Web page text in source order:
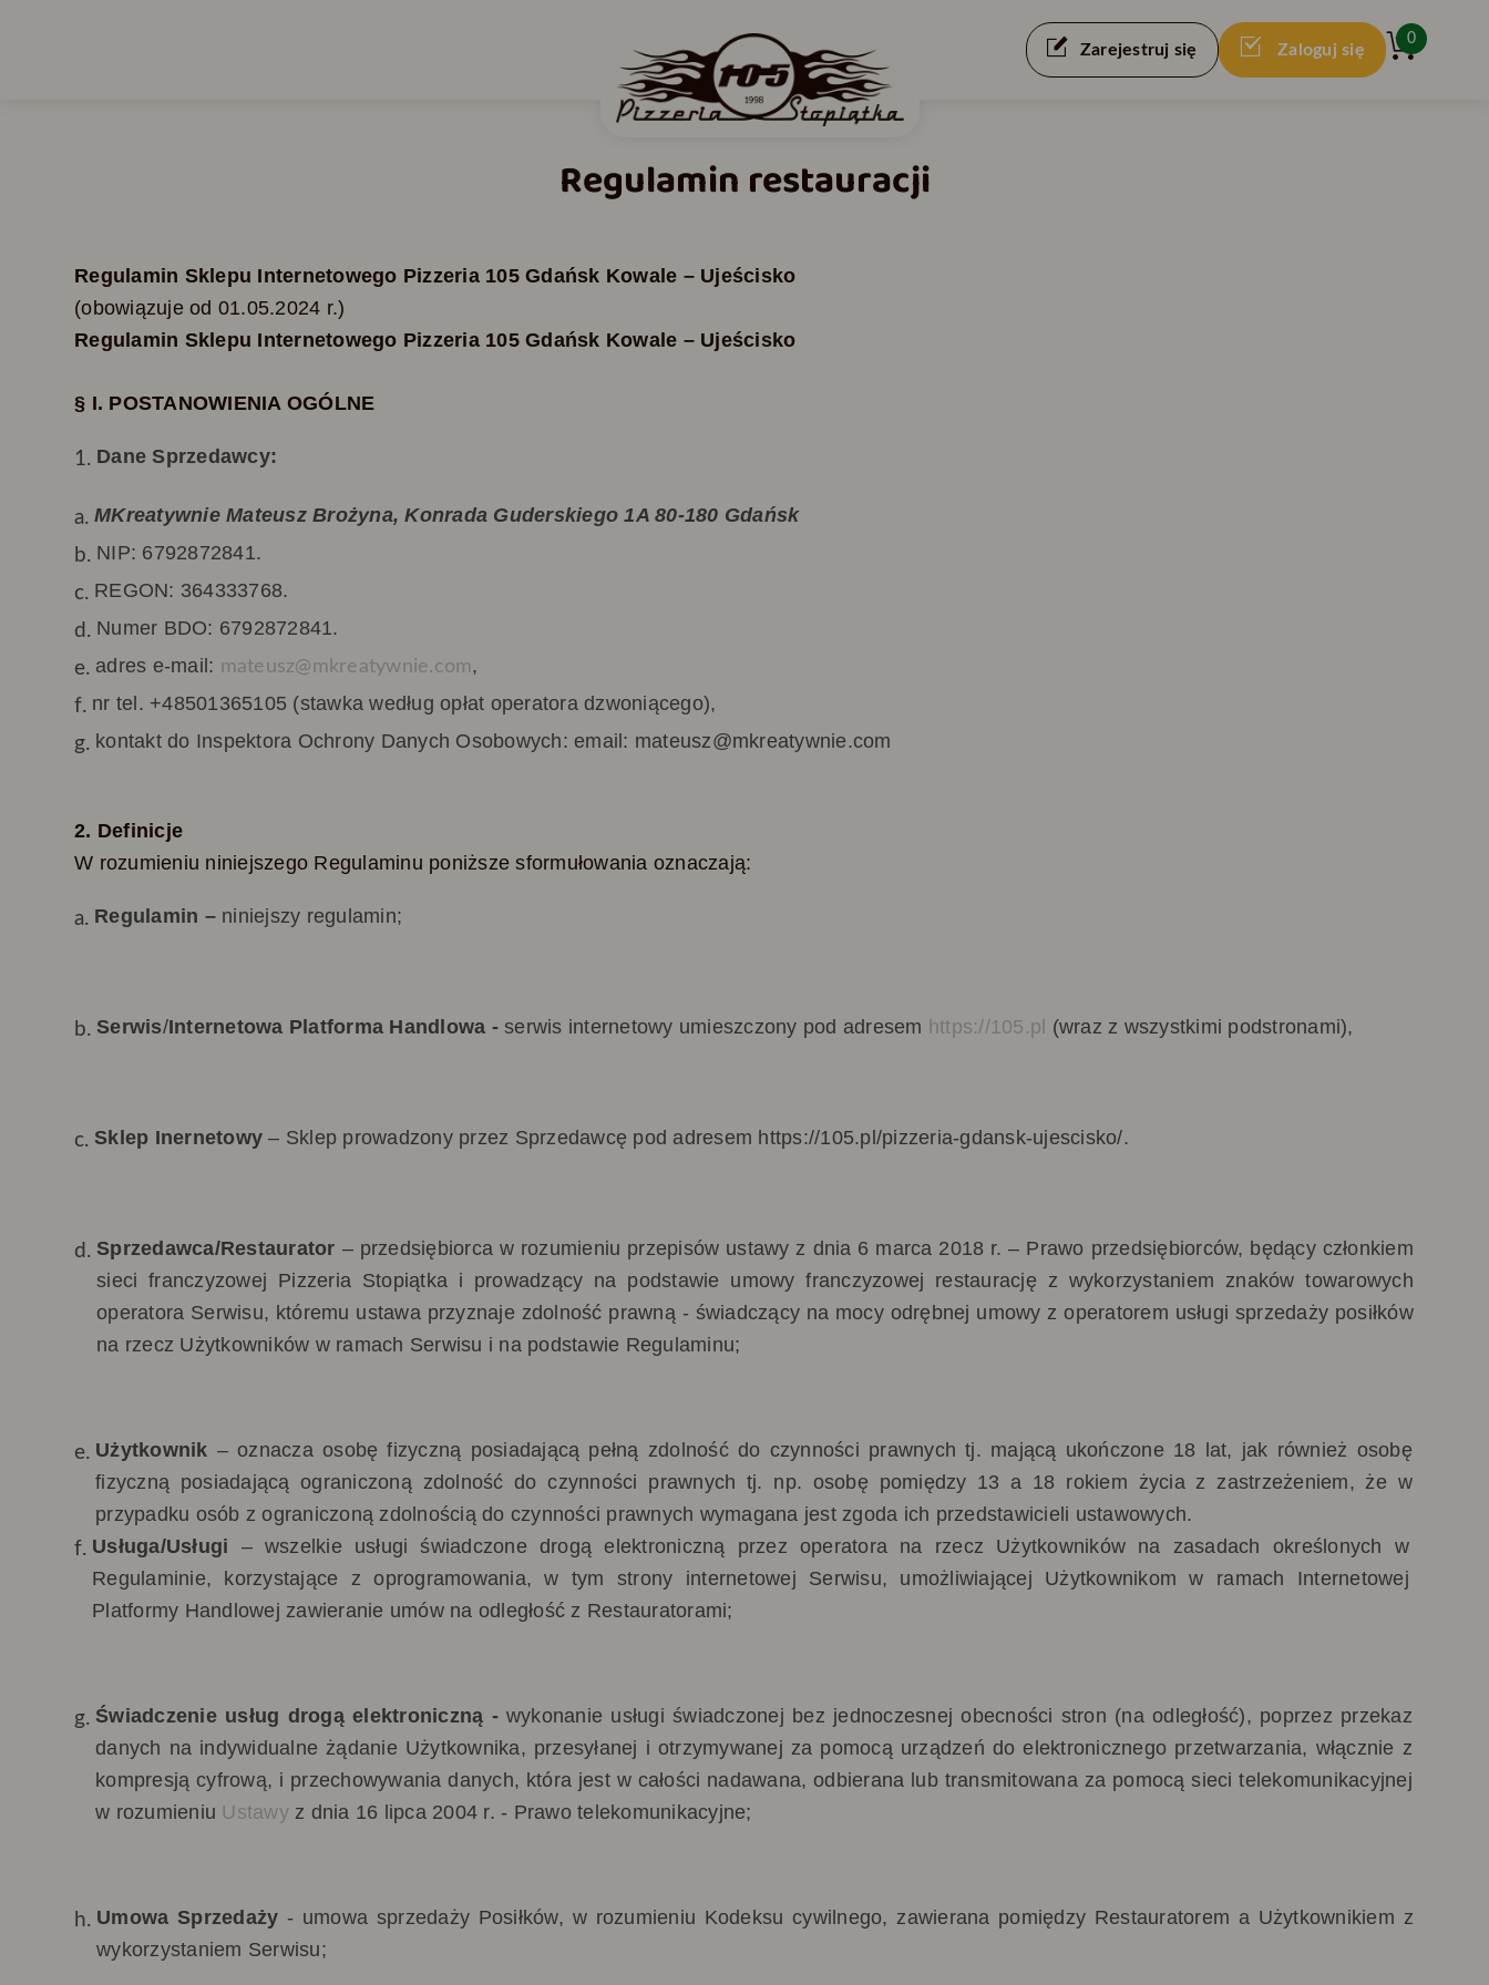
Zarejestruj się Zaloguj się
0
Regulamin restauracji
Regulamin Sklepu Internetowego Pizzeria 105 Gdańsk Kowale – Ujeścisko
(obowiązuje od 01.05.2024 r.)
Regulamin Sklepu Internetowego Pizzeria 105 Gdańsk Kowale – Ujeścisko
§ I. POSTANOWIENIA OGÓLNE
Dane Sprzedawcy:
MKreatywnie Mateusz Brożyna, Konrada Guderskiego 1A 80-180 Gdańsk
NIP: 6792872841.
REGON: 364333768.
Numer BDO: 6792872841.
adres e-mail: mateusz@mkreatywnie.com,
nr tel. +48501365105 (stawka według opłat operatora dzwoniącego),
kontakt do Inspektora Ochrony Danych Osobowych: email: mateusz@mkreatywnie.com
2. Definicje
W rozumieniu niniejszego Regulaminu poniższe sformułowania oznaczają:
Regulamin – niniejszy regulamin;
Serwis/Internetowa Platforma Handlowa -serwis internetowy umieszczony pod adresem https://105.pl (wraz z wszystkimi podstronami),
Sklep Inernetowy– Sklep prowadzony przez Sprzedawcę pod adresem https://105.pl/pizzeria-gdansk-ujescisko/.
Sprzedawca/Restaurator – przedsiębiorca w rozumieniu przepisów ustawy z dnia 6 marca 2018 r. – Prawo przedsiębiorców, będący członkiem
sieci franczyzowej Pizzeria Stopiątka i prowadzący na podstawie umowy franczyzowej restaurację z wykorzystaniem znaków towarowych
operatora Serwisu, któremu ustawa przyznaje zdolność prawną - świadczący na mocy odrębnej umowy z operatorem usługi sprzedaży posiłków
na rzecz Użytkowników w ramach Serwisu i na podstawie Regulaminu;
Użytkownik – oznacza osobę fizyczną posiadającą pełną zdolność do czynności prawnych tj. mającą ukończone 18 lat, jak również osobę
fizyczną posiadającą ograniczoną zdolność do czynności prawnych tj. np. osobę pomiędzy 13 a 18 rokiem życia z zastrzeżeniem, że w
przypadku osób z ograniczoną zdolnością do czynności prawnych wymagana jest zgoda ich przedstawicieli ustawowych.
Usługa/Usługi – wszelkie usługi świadczone drogą elektroniczną przez operatora na rzecz Użytkowników na zasadach określonych w
Regulaminie, korzystające z oprogramowania, w tym strony internetowej Serwisu, umożliwiającej Użytkownikom w ramach Internetowej
Platformy Handlowej zawieranie umów na odległość z Restauratorami;
Świadczenie usług drogą elektroniczną -wykonanie usługi świadczonej bez jednoczesnej obecności stron (na odległość), poprzez przekaz
danych na indywidualne żądanie Użytkownika, przesyłanej i otrzymywanej za pomocą urządzeń do elektronicznego przetwarzania, włącznie z
kompresją cyfrową, i przechowywania danych, która jest w całości nadawana, odbierana lub transmitowana za pomocą sieci telekomunikacyjnej
w rozumieniu Ustawyz dnia 16 lipca 2004 r. - Prawo telekomunikacyjne;
Umowa Sprzedaży - umowa sprzedaży Posiłków, w rozumieniu Kodeksu cywilnego, zawierana pomiędzy Restauratorem a Użytkownikiem z
wykorzystaniem Serwisu;